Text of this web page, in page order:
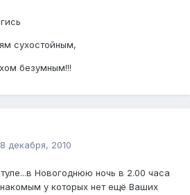
сухостойным,
безумным!!!
декабря, 2010
Новогоднюю ночь в 2.00 часа
у которых нет ещё Ваших